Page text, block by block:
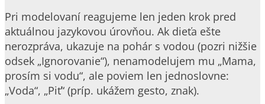
Pri modelovaní reagujeme len jeden krok pred
aktuálnou jazykovou úrovňou. Ak dieťa ešte
nerozpráva, ukazuje na pohár s vodou (pozri nižšie
odsek „Ignorovanie“), nenamodelujem mu „Mama,
prosím si vodu“, ale poviem len jednoslovne:
„Voda“, „Piť“ (príp. ukážem gesto, znak).